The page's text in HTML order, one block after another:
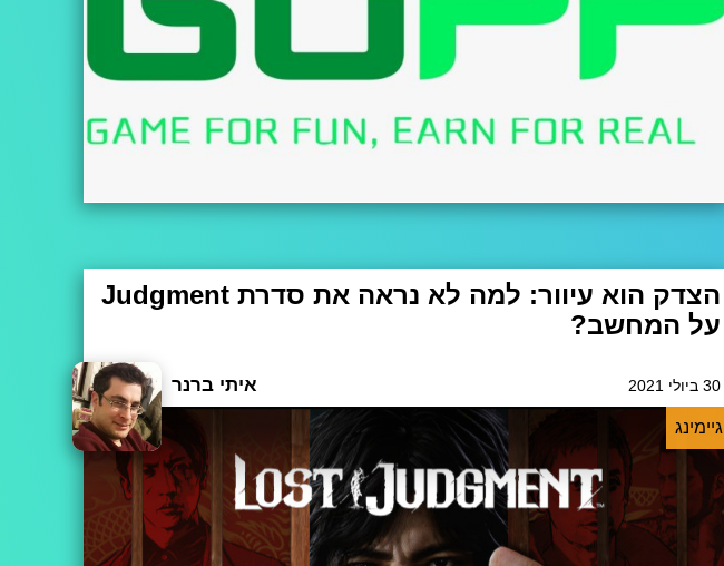
הצדק הוא עיוור: למה לא נראה את סדרת Judgment
על המחשב?
אם שיחקתם באחד ממשחקי יאקוזה הקלאסיים על הקונסולות או המחשב, אתם בוודאי
יודעים שמדובר בסדרת משחקים יפנית יוצאת דופן, וזה נאמר לטובתה: אם רוב המשח
קים היפנים מושפעים מסגנון האנימה ומתרחשים בעולמות פנטזיה שונים..
30 ביולי 2021 איתי ברנר
גיימינג